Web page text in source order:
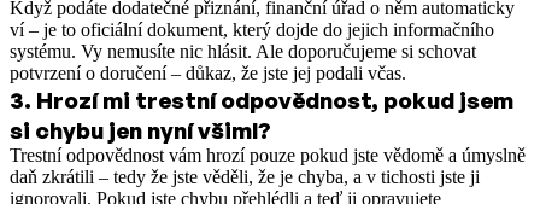
Když podáte dodatečné přiznání, finanční úřad o něm automaticky
ví – je to oficiální dokument, který dojde do jejich informačního
systému. Vy nemusíte nic hlásit. Ale doporučujeme si schovat
potvrzení o doručení – důkaz, že jste jej podali včas.
3. Hrozí mi trestní odpovědnost, pokud jsem
si chybu jen nyní všiml?
Trestní odpovědnost vám hrozí pouze pokud jste vědomě a úmyslně
daň zkrátili – tedy že jste věděli, že je chyba, a v tichosti jste ji
ignorovali. Pokud jste chybu přehlédli a teď ji opravujete